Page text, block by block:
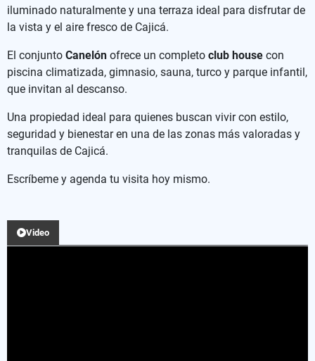
iluminado naturalmente y una terraza ideal para disfrutar de
la vista y el aire fresco de Cajicá.
El conjunto Canelón ofrece un completo club house con
piscina climatizada, gimnasio, sauna, turco y parque infantil,
que invitan al descanso.
Una propiedad ideal para quienes buscan vivir con estilo,
seguridad y bienestar en una de las zonas más valoradas y
tranquilas de Cajicá.
Escríbeme y agenda tu visita hoy mismo.
Video